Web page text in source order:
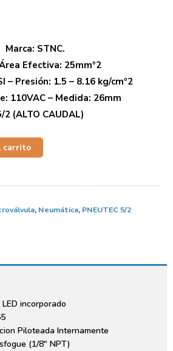
STNC.
Efectiva: 25mmº2
– Presión: 1.5 – 8.16 kg/cmº2
110VAC – Medida: 26mm
(ALTO CAUDAL)
carrito
, Neumática, PNEUTEC 5/2
incorporado
Piloteada Internamente
(1/8″ NPT)